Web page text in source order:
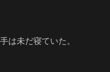
は未だ寝ていた。